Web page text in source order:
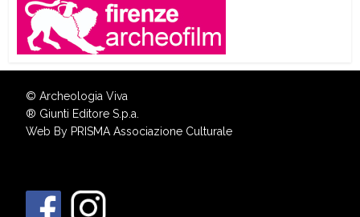
© Archeologia Viva
® Giunti Editore S.p.a.
Web By PRISMA Associazione Culturale